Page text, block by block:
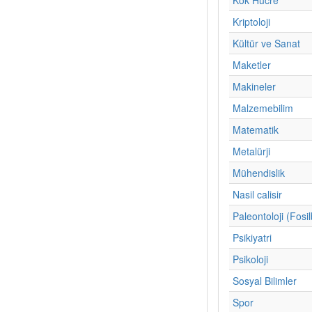
Kriptoloji
Kültür ve Sanat
Maketler
Makineler
Malzemebilim
Matematik
Metalürji
Mühendislik
Nasil calisir
Paleontoloji
Psikiyatri
Psikoloji
Sosyal Bilimler
Spor